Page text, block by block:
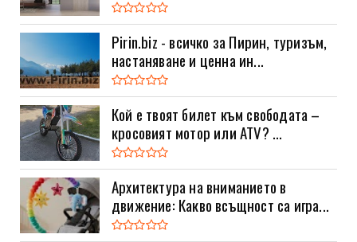
Pirin.biz - всичко за Пирин, туризъм,
настаняване и ценна ин...
Кой е твоят билет към свободата –
кросовият мотор или ATV? ...
Архитектура на вниманието в
движение: Какво всъщност са игра...